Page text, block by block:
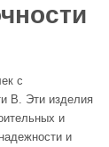
с
В. Эти изделия
и
и